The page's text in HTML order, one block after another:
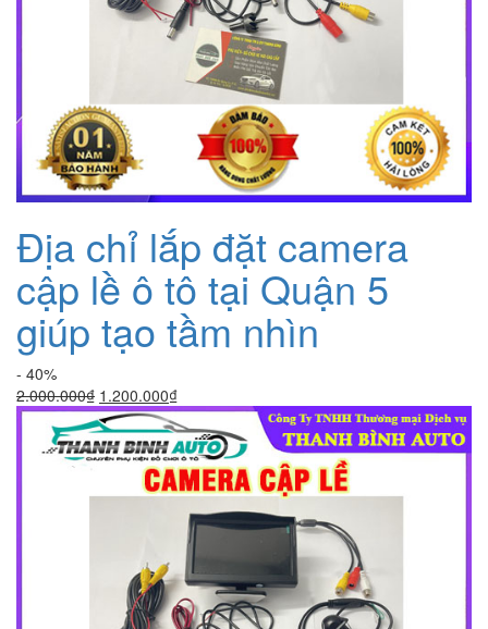
Địa chỉ lắp đặt camera
cập lề ô tô tại Quận 5
giúp tạo tầm nhìn
- 40%
2.000.000₫ Giá
gốc
là:
2.000.000₫.
1.200.000₫Giá
hiện
tại
là:
1.200.000₫.